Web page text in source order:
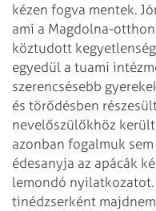
kézen fogva mentek.
ami a Magdolna-
köztudott
egyedül a tuami
szerencsésebb
és törődésben
nevelőszülőkhöz
azonban fogalmuk
édesanyja az apácák
lemondó nyilatkozatot.
tinédzserként